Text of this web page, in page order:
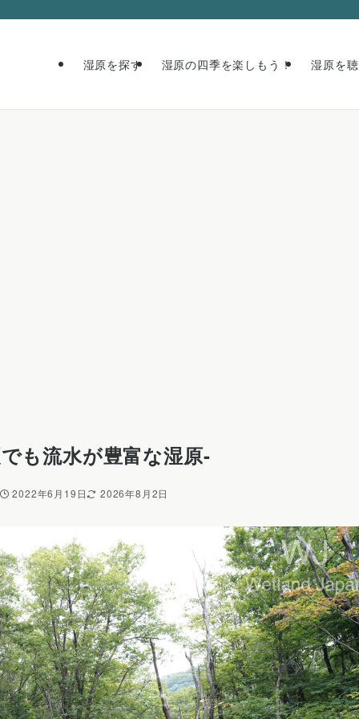
湿原を探す 湿原の四季を楽しもう！ 湿原を
も流水が豊富な湿原-
2022年6月19日 2026年8月2日